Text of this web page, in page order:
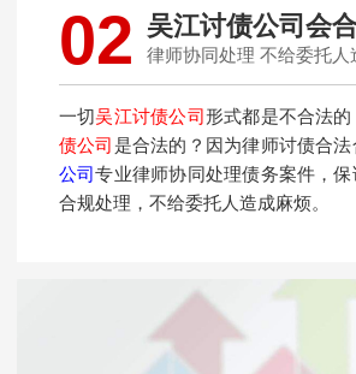
02 吴江讨债公司会
律师协同处理 不给委托人
一切吴江讨债公司形式都是不合法的
债公司 是合法的？因为律师讨债合
公司专业律师协同处理债务案件，
合规处理，不给委托人造成麻烦。